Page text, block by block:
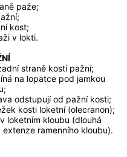
paže;
kost;
v lokti.
straně kosti pažní;
na lopatce pod jamkou
odstupují od pažní kosti;
kosti loketní (olecranon);
loketním kloubu (dlouhá
ramenního kloubu).